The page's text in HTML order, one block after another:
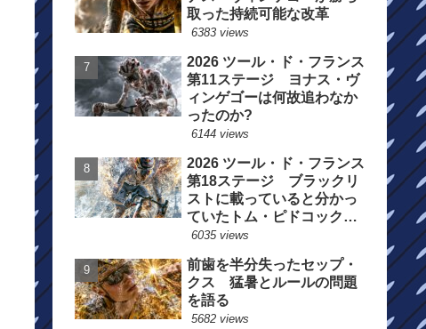
取った持続可能な改革
6383 views
2026 ツール・ド・フランス
第11ステージ ヨナス・ヴ
ィンゲゴーは何故追わなか
ったのか?
6144 views
2026 ツール・ド・フランス
第18ステージ ブラックリ
ストに載っていると分かっ
ていたトム・ピドコックは
総合順位死守に
6035 views
前歯を半分失ったセップ・
クス 猛暑とルールの問題
を語る
5682 views